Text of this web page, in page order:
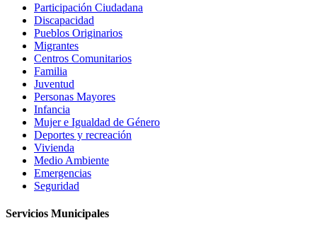
Participación Ciudadana
Discapacidad
Pueblos Originarios
Migrantes
Centros Comunitarios
Familia
Juventud
Personas Mayores
Infancia
Mujer e Igualdad de Género
Deportes y recreación
Vivienda
Medio Ambiente
Emergencias
Seguridad
Servicios Municipales